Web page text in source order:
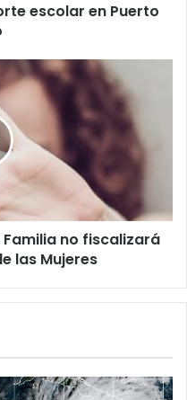
escolar en Puerto
no fiscalizará
las Mujeres